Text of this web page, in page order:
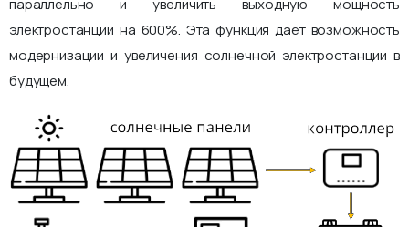
параллельно и увеличить выходную мощность
электростанции на 600%. Эта функция даёт возможность
модернизации и увеличения солнечной электростанции в
будущем.